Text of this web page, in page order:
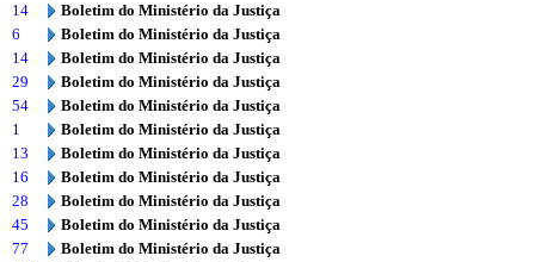
14
Boletim do Ministério da Justiça
6
Boletim do Ministério da Justiça
14
Boletim do Ministério da Justiça
29
Boletim do Ministério da Justiça
54
Boletim do Ministério da Justiça
1
Boletim do Ministério da Justiça
13
Boletim do Ministério da Justiça
16
Boletim do Ministério da Justiça
28
Boletim do Ministério da Justiça
45
Boletim do Ministério da Justiça
77
Boletim do Ministério da Justiça